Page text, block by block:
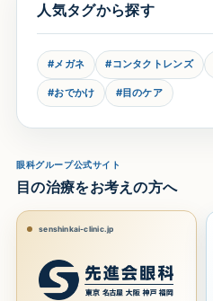
人気タグから探す
#メガネ #コンタクトレンズ
#おでかけ #目のケア
眼科グループ公式サイト
目の治療をお考えの方へ
senshinkai-clinic.jp